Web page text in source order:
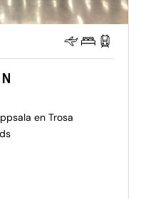
en Trosa